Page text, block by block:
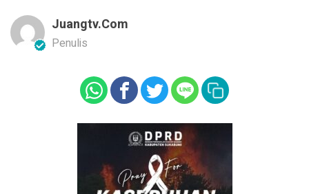
Juangtv.com
Penulis